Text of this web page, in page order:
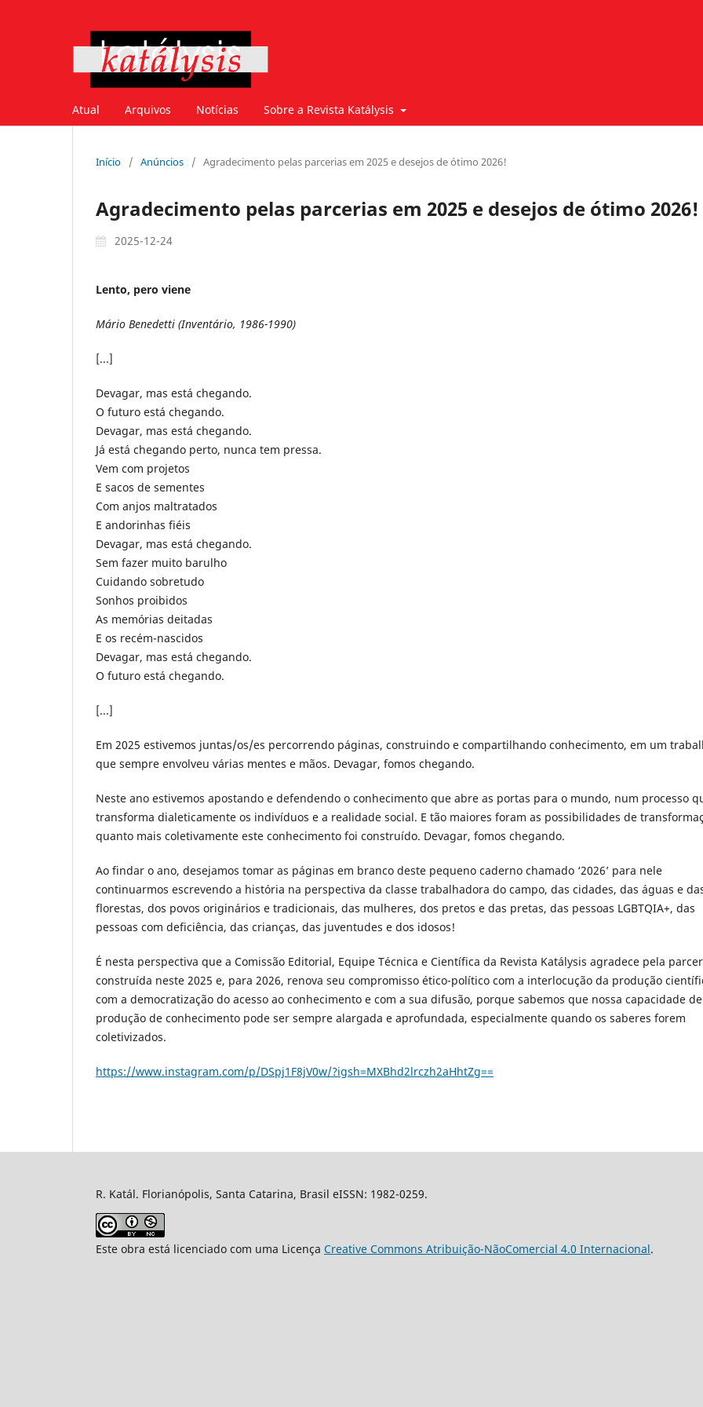
Atual Arquivos Notícias Sobre a Revista Katálysis
Início / Anúncios / Agradecimento pelas parcerias em 2025 e desejos de ótimo 2026!
Agradecimento pelas parcerias em 2025 e desejos de ótimo 2026!
2025-12-24
Lento, pero viene
Mário Benedetti (Inventário, 1986-1990)
[...]
Devagar, mas está chegando.
O futuro está chegando.
Devagar, mas está chegando.
Já está chegando perto, nunca tem pressa.
Vem com projetos
E sacos de sementes
Com anjos maltratados
E andorinhas fiéis
Devagar, mas está chegando.
Sem fazer muito barulho
Cuidando sobretudo
Sonhos proibidos
As memórias deitadas
E os recém-nascidos
Devagar, mas está chegando.
O futuro está chegando.
[...]
Em 2025 estivemos juntas/os/es percorrendo páginas, construindo e compartilhando conhecimento, em um
que sempre envolveu várias mentes e mãos. Devagar, fomos chegando.
Neste ano estivemos apostando e defendendo o conhecimento que abre as portas para o mundo, num processo
transforma dialeticamente os indivíduos e a realidade social. E tão maiores foram as possibilidades de
quanto mais coletivamente este conhecimento foi construído. Devagar, fomos chegando.
Ao findar o ano, desejamos tomar as páginas em branco deste pequeno caderno chamado ‘2026’ para nele
continuarmos escrevendo a história na perspectiva da classe trabalhadora do campo, das cidades, das águas e
florestas, dos povos originários e tradicionais, das mulheres, dos pretos e das pretas, das pessoas LGBTQIA+, das
pessoas com deficiência, das crianças, das juventudes e dos idosos!
É nesta perspectiva que a Comissão Editorial, Equipe Técnica e Científica da Revista Katálysis agradece pela
construída neste 2025 e, para 2026, renova seu compromisso ético-político com a interlocução da produção
com a democratização do acesso ao conhecimento e com a sua difusão, porque sabemos que nossa capacidade de
produção de conhecimento pode ser sempre alargada e aprofundada, especialmente quando os saberes forem
coletivizados.
https://www.instagram.com/p/DSpj1F8jV0w/?igsh=MXBhd2lrczh2aHhtZg==
R. Katál. Florianópolis, Santa Catarina, Brasil eISSN: 1982-0259.
Este obra está licenciado com uma Licença Creative Commons Atribuição-NãoComercial 4.0 Internacional.